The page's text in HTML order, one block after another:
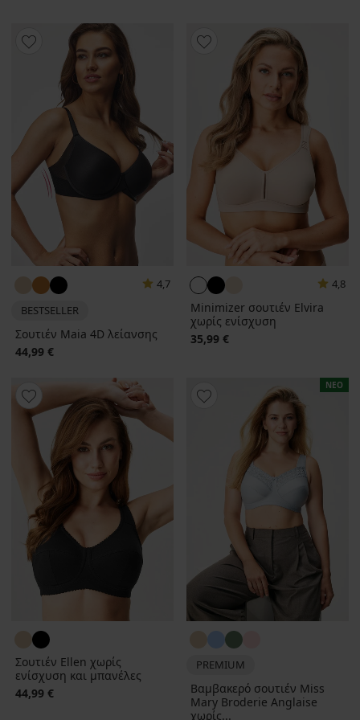
4,7
BESTSELLER
Σουτιέν Maia 4D λείανσης
44,99 €
4,8
Minimizer σουτιέν Elvira
χωρίς ενίσχυση
35,99 €
Σουτιέν Ellen χωρίς
ενίσχυση και μπανέλες
44,99 €
ΝΕΟ
PREMIUM
Βαμβακερό σουτιέν Miss
Mary Broderie Anglaise
χωρίς...